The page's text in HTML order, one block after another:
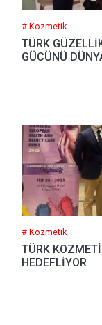
# Kozmetik
TÜRK
GÜCÜNÜ
# Kozmetik
TÜRK
HEDEFLİYOR